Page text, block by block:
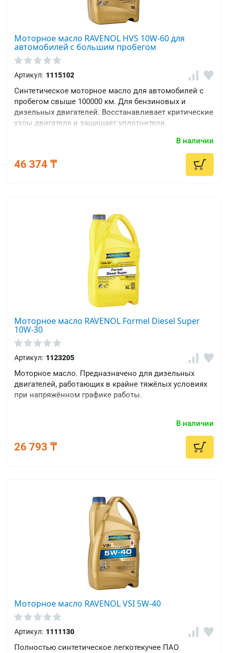
Моторное масло RAVENOL HVS 10W-60 для
автомобилей с большим пробегом
Артикул: 1115102
Синтетическое моторное масло для автомобилей с
пробегом свыше 100000 км. Для бензиновых и
дизельных двигателей. Восстанавливает критические
узлы двигателя и защищает уплотнители.
В наличии
46 374 ₸
Моторное масло RAVENOL Formel Diesel Super
10W-30
Артикул: 1123205
Моторное масло. Предназначено для дизельных
двигателей, работающих в крайне тяжёлых условиях
при напряжённом графике работы.
В наличии
26 793 ₸
Моторное масло RAVENOL VSI 5W-40
Артикул: 1111130
Полностью синтетическое легкотекучее ПАО